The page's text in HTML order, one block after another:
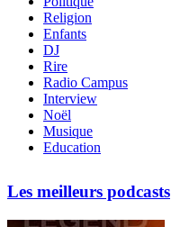
Religion
Enfants
DJ
Rire
Radio Campus
Interview
Noël
Musique
Education
Les meilleurs podcasts